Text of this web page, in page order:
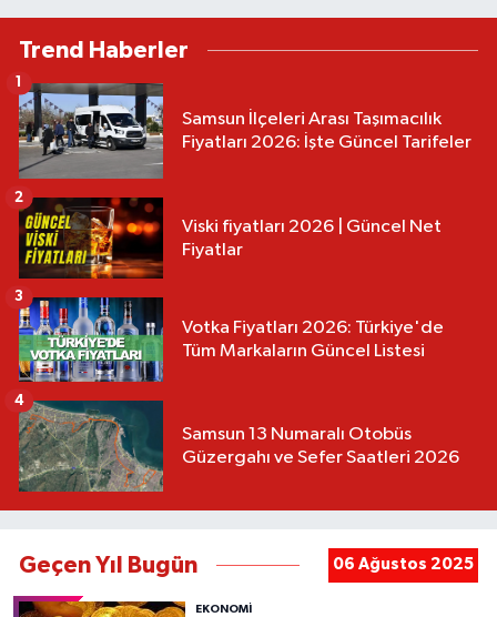
Trend Haberler
Samsun İlçeleri Arası Taşımacılık
Fiyatları 2026: İşte Güncel Tarifeler
1
Viski fiyatları 2026 | Güncel Net
Fiyatlar
2
Votka Fiyatları 2026: Türkiye'de
Tüm Markaların Güncel Listesi
3
Samsun 13 Numaralı Otobüs
Güzergahı ve Sefer Saatleri 2026
4
Geçen Yıl Bugün 06 Ağustos 2025
EKONOMİ